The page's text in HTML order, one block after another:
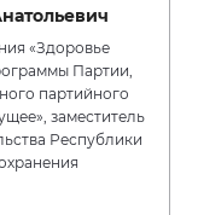
«Здоровье
Партии,
партийного
заместитель
Республики